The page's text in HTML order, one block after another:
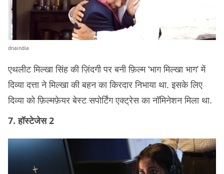
dnaindia
एथलीट मिल्खा सिंह की ज़िंदगी पर बनी फ़िल्म ‘भाग मिल्खा भाग’ में
दिव्या दत्ता ने मिल्खा की बहन का किरदार निभाया था. इसके लिए
दिव्या को फ़िल्मफ़ेयर बेस्ट सपोर्टिंग एक्ट्रेस का नॉमिनेशन मिला था.
7. हॉस्टेजेस 2